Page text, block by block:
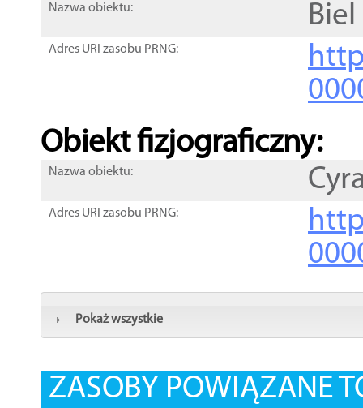
Nazwa obiektu:
Adres URI zasobu PRNG:
Obiekt fizjograficzny:
Nazwa obiektu:
Adres URI zasobu PRNG:
Pokaż wszystkie
ZASOBY POWIĄZANE